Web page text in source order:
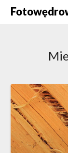
Skip